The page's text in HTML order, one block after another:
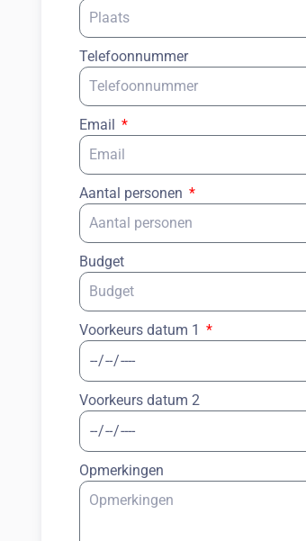
Telefoonnummer
Email
Aantal personen
Budget
Voorkeurs datum 1
Voorkeurs datum 2
Opmerkingen